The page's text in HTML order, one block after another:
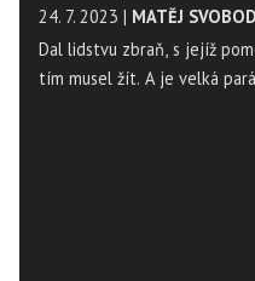
24. 7. 2023 | MATĚJ
Dal lidstvu zbraň, s jejíž
tím musel žít. A je velká